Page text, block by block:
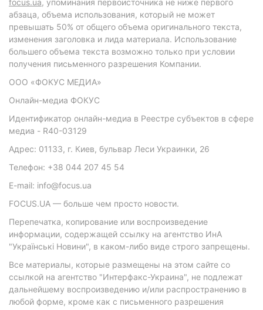
focus.ua, упоминания первоисточника не ниже первого
абзаца, объема использования, который не может
превышать 50% от общего объема оригинального текста,
изменения заголовка и лида материала. Использование
большего объема текста возможно только при условии
получения письменного разрешения Компании.
ООО «ФОКУС МЕДИА»
Онлайн-медиа ФОКУС
Идентификатор онлайн-медиа в Реестре субъектов в сфере
медиа - R40-03129
Адрес: 01133, г. Киев, бульвар Леси Украинки, 26
Телефон: +38 044 207 45 54
E-mail: info@focus.ua
FOCUS.UA — больше чем просто новости.
Перепечатка, копирование или воспроизведение
информации, содержащей ссылку на агентство ИнА
"Українські Новини", в каком-либо виде строго запрещены.
Все материалы, которые размещены на этом сайте со
ссылкой на агентство "Интерфакс-Украина", не подлежат
дальнейшему воспроизведению и/или распространению в
любой форме, кроме как с письменного разрешения